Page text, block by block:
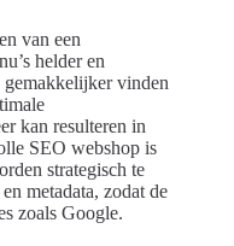
van een
helder en
gemakkelijker vinden
kan resulteren in
SEO webshop is
strategisch te
metadata, zodat de
zoals Google.